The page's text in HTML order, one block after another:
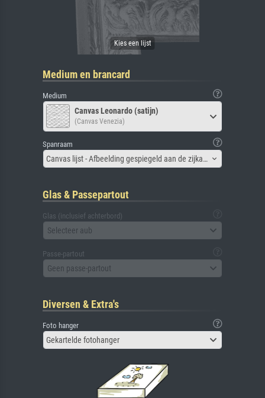
Medium en brancard
Medium
Canvas Leonardo (satijn)
(Canvas Venezia)
Spanraam
Canvas lijst - Afbeelding gespiegeld aan de zijkant
Glas & Passepartout
Glas (inclusief achterbord)
Selecteer aub
Passe-partout
Geen passe-partout
Diversen & Extra's
Foto hanger
Gekartelde fotohanger